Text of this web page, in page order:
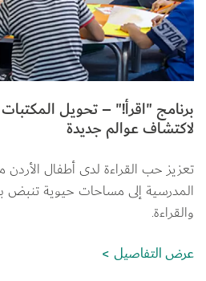
برنامج "اقرأ!" – تحويل
لاكتشاف عوالم جديدة
تعزيز حب القراءة لدى أطفال
المدرسية إلى مساحات حيوية تنبض
والقراءة.
عرض التفاصيل